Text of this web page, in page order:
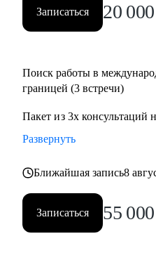
Записаться 20 000
Поиск работы в
границей (3 встречи)
Пакет из 3х консультаций
Развернуть
Ближайшая запись8
Записаться 55 000